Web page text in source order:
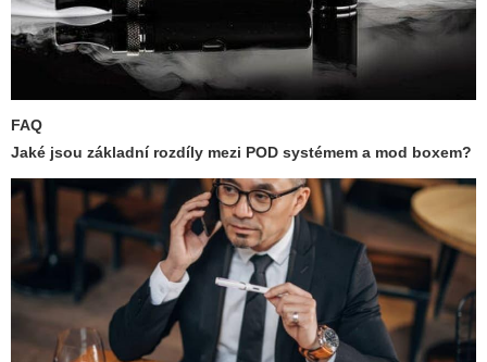
FAQ
Jaké jsou základní rozdíly mezi POD systémem a mod boxem?